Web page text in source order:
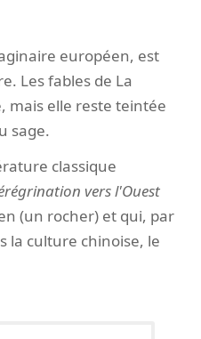
européen, est
Les fables de La
mais elle reste teintée
sage.
classique
vers l'Ouest
(un rocher) et qui, par
la culture chinoise, le